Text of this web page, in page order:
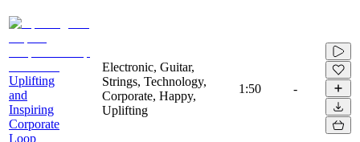
Uplifting
and
Inspiring
Corporate
Loop
Electronic, Guitar,
Strings, Technology,
Corporate, Happy,
Uplifting
1:50 -